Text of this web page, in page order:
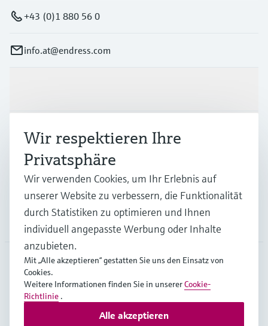
+43 (0)1 880 56 0
info.at@endress.com
Branchen
Support
AUT • Deutsch
Copyright © Endress+Hauser Group Services AG
Wir respektieren Ihre
Privatsphäre
Wir verwenden Cookies, um Ihr Erlebnis auf
unserer Website zu verbessern, die Funktionalität
durch Statistiken zu optimieren und Ihnen
individuell angepasste Werbung oder Inhalte
anzubieten.
Mit „Alle akzeptieren“ gestatten Sie uns den Einsatz von
Cookies.
Weitere Informationen finden Sie in unsererCookie-
Richtlinie .
Alle akzeptieren